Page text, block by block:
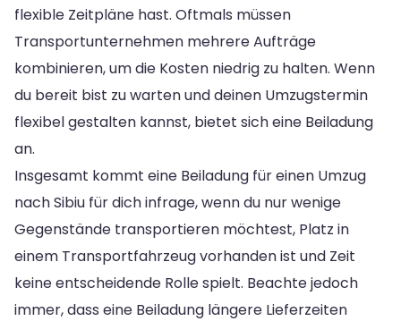
flexible Zeitpläne hast. Oftmals müssen
Transportunternehmen mehrere Aufträge
kombinieren, um die Kosten niedrig zu halten. Wenn
du bereit bist zu warten und deinen Umzugstermin
flexibel gestalten kannst, bietet sich eine Beiladung
an.
Insgesamt kommt eine Beiladung für einen Umzug
nach Sibiu für dich infrage, wenn du nur wenige
Gegenstände transportieren möchtest, Platz in
einem Transportfahrzeug vorhanden ist und Zeit
keine entscheidende Rolle spielt. Beachte jedoch
immer, dass eine Beiladung längere Lieferzeiten